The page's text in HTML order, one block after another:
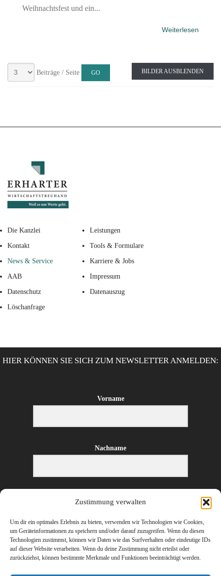
Zustimmung verwalten
Um dir ein optimales Erlebnis zu bieten, verwenden wir Technologien wie Cookies,
um Geräteinformationen zu speichern und/oder darauf zuzugreifen. Wenn du diesen
Technologien zustimmst, können wir Daten wie das Surfverhalten oder eindeutige IDs
auf dieser Website verarbeiten. Wenn du deine Zustimmung nicht erteilst oder
zurückziehst, können bestimmte Merkmale und Funktionen beeinträchtigt werden.
Weihnachtsfest und ein...
Weiterlesen
Beiträge / Seite BILDER AUSBLENDEN
Die Kanzlei Leistungen
Kontakt Tools & Formulare
News & Service Karriere & Jobs
AAB Impressum
Datenschutz Datenauszug
Löschanfrage
HIER KÖNNEN SIE SICH ZUM NEWSLETTER ANMELDEN:
Vorname
Nachname
E-Mail-Adresse
ANMELDEN